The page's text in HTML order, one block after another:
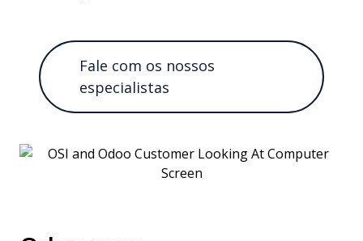
Fale com os nossos
especialistas